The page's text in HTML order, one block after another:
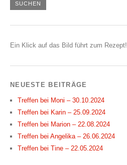
Ein Klick auf das Bild führt zum Rezept!
NEUESTE BEITRÄGE
Treffen bei Moni – 30.10.2024
Treffen bei Karin – 25.09.2024
Treffen bei Marion – 22.08.2024
Treffen bei Angelika – 26.06.2024
Treffen bei Tine – 22.05.2024